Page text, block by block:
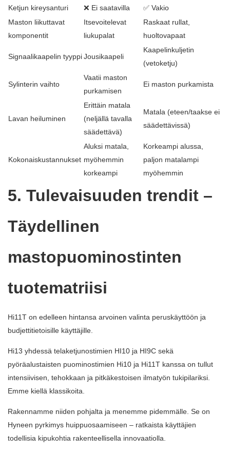
Ketjun kireysanturi ❌ Ei saatavilla
✅ Vakio
Maston liikuttavat
komponentit
Itsevoitelevat
liukupalat
Raskaat rullat,
huoltovapaat
Signaalikaapelin tyyppiJousikaapeli
Kaapelinkuljetin
(vetoketju)
Sylinterin vaihto
Vaatii maston
purkamisen
Ei maston purkamista
Lavan heiluminen
Erittäin matala
(neljällä tavalla
säädettävä)
Matala (eteen/taakse ei
säädettävissä)
Kokonaiskustannukset
Aluksi matala,
myöhemmin
korkeampi
Korkeampi alussa,
paljon matalampi
myöhemmin
5. Tulevaisuuden trendit –
Täydellinen
mastopuominostinten
tuotematriisi
Hi11T on edelleen hintansa arvoinen valinta peruskäyttöön ja
budjettitietoisille käyttäjille.
Hi13 yhdessä telaketjunostimien HI10 ja HI9C sekä
pyöräalustaisten puominostimien Hi10 ja Hi11T kanssa on tullut
intensiivisen, tehokkaan ja pitkäkestoisen ilmatyön tukipilariksi.
Emme kiellä klassikoita.
Rakennamme niiden pohjalta ja menemme pidemmälle. Se on
Hyneen pyrkimys huippuosaamiseen – ratkaista käyttäjien
todellisia kipukohtia rakenteellisella innovaatiolla.